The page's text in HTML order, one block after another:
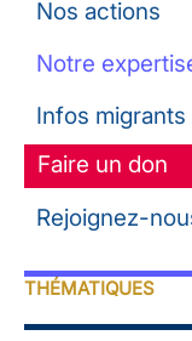
Nos actions
Notre
Infos migrants
Faire un don
Rejoignez-
THÉMATIQUES